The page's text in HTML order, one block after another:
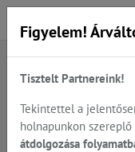
Főoldal Termékek
Zöldség - gyümölcs
Robot-Coupe
Szeletelőtárcsák
Figyelem!
Tisztelt Partnereink!
Tekintettel a
holnapunkon
átdolgozása